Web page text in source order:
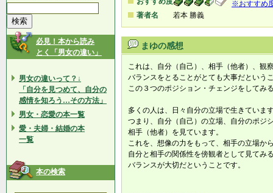
必見！本から読み
とく「男女の違い」
男女の違いって？↓
「自分を見つめて、自分の
感情を知ろう…その方法」
男女・恋愛の本一覧
愛・夫婦・結婚の本
一覧
本の検索
※おすすめ
著者名
若本 勝義
まゆの感想
これは、自分（自己）、相手（他者）、観
バランスをとることがとても大事だという
この３つのポジション・チェンジをしてみ
多くの人は、日々自分の立場で生きていま
つまり、自分（自己）の立場、自分のポジ
相手（他者）を見ています。
これを、想像の力をもって、相手の立場か
自分と相手の関係性を傍観者として見てみ
バランスが大切だということです。